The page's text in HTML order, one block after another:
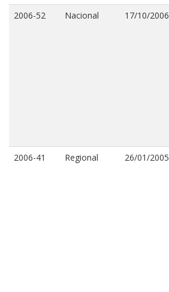
2006-52 Nacional 17/10/2006
2006-41 Regional 26/01/2005